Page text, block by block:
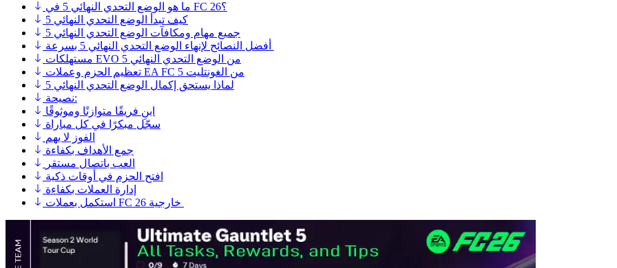
ما هو الوضع التحدي النهائي 5 في FC 26؟
كيف تبدأ الوضع التحدي النهائي 5
جميع مهام ومكافآت الوضع التحدي النهائي 5
مستهلكات EVO من الوضع التحدي النهائي 5
تعظيم الحزم وعملات EA FC من الغونتليت 5
لماذا يستحق إكمال الوضع التحدي النهائي 5
نصيحة:
ابنِ فريقًا متوازنًا وموثوقًا
سجّل مبكرًا في كل مباراة
الفوز لا يهم
جمع الأهداف بكفاءة
العب باتصال مستقر
افتح الحزم في أوقات ذكية
إدارة العملات بكفاءة